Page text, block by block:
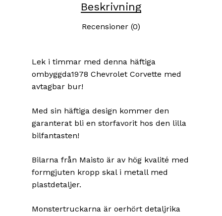
Beskrivning
Recensioner (0)
Lek i timmar med denna häftiga
ombyggda1978 Chevrolet Corvette med
avtagbar bur!
Med sin häftiga design kommer den
garanterat bli en storfavorit hos den lilla
bilfantasten!
Bilarna från Maisto är av hög kvalité med
formgjuten kropp skal i metall med
plastdetaljer.
Monstertruckarna är oerhört detaljrika